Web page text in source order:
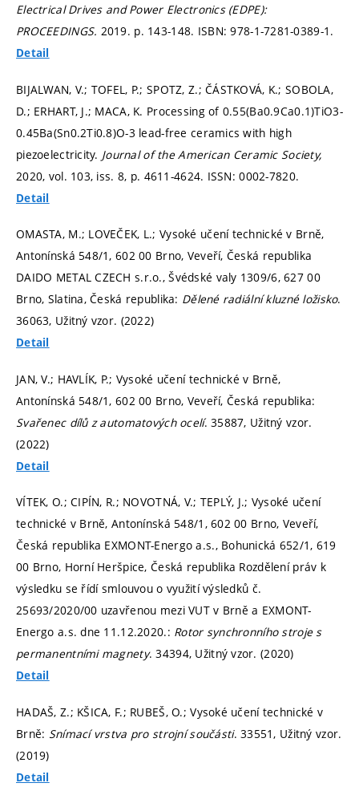
Electrical Drives and Power Electronics (EDPE):
PROCEEDINGS. 2019. p. 143-148. ISBN: 978-1-7281-0389-1.
Detail
BIJALWAN, V.; TOFEL, P.; SPOTZ, Z.; ČÁSTKOVÁ, K.; SOBOLA,
D.; ERHART, J.; MACA, K. Processing of 0.55(Ba0.9Ca0.1)TiO3-
0.45Ba(Sn0.2Ti0.8)O-3 lead-free ceramics with high
piezoelectricity. Journal of the American Ceramic Society,
2020, vol. 103, iss. 8, p. 4611-4624. ISSN: 0002-7820.
Detail
OMASTA, M.; LOVEČEK, L.; Vysoké učení technické v Brně,
Antonínská 548/1, 602 00 Brno, Veveří, Česká republika
DAIDO METAL CZECH s.r.o., Švédské valy 1309/6, 627 00
Brno, Slatina, Česká republika: Dělené radiální kluzné ložisko.
36063, Užitný vzor. (2022)
Detail
JAN, V.; HAVLÍK, P.; Vysoké učení technické v Brně,
Antonínská 548/1, 602 00 Brno, Veveří, Česká republika:
Svařenec dílů z automatových ocelí. 35887, Užitný vzor.
(2022)
Detail
VÍTEK, O.; CIPÍN, R.; NOVOTNÁ, V.; TEPLÝ, J.; Vysoké učení
technické v Brně, Antonínská 548/1, 602 00 Brno, Veveří,
Česká republika EXMONT-Energo a.s., Bohunická 652/1, 619
00 Brno, Horní Heršpice, Česká republika Rozdělení práv k
výsledku se řídí smlouvou o využití výsledků č.
25693/2020/00 uzavřenou mezi VUT v Brně a EXMONT-
Energo a.s. dne 11.12.2020.: Rotor synchronního stroje s
permanentními magnety. 34394, Užitný vzor. (2020)
Detail
HADAŠ, Z.; KŠICA, F.; RUBEŠ, O.; Vysoké učení technické v
Brně: Snímací vrstva pro strojní součásti. 33551, Užitný vzor.
(2019)
Detail